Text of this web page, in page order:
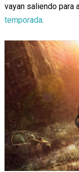
vayan saliendo para
temporada.